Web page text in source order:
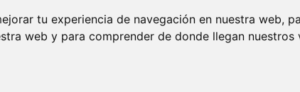
tu experiencia de navegación en nuestra web,
web y para comprender de donde llegan nuestros